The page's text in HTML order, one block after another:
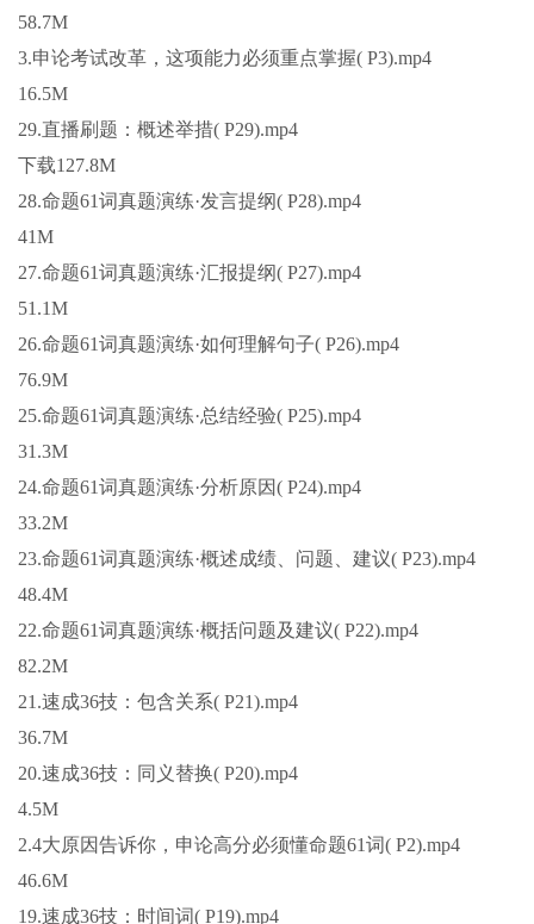
58.7M
3.申论考试改革，这项能力必须重点掌握( P3).mp4
16.5M
29.直播刷题：概述举措( P29).mp4
下载127.8M
28.命题61词真题演练·发言提纲( P28).mp4
41M
27.命题61词真题演练·汇报提纲( P27).mp4
51.1M
26.命题61词真题演练·如何理解句子( P26).mp4
76.9M
25.命题61词真题演练·总结经验( P25).mp4
31.3M
24.命题61词真题演练·分析原因( P24).mp4
33.2M
23.命题61词真题演练·概述成绩、问题、建议( P23).mp4
48.4M
22.命题61词真题演练·概括问题及建议( P22).mp4
82.2M
21.速成36技：包含关系( P21).mp4
36.7M
20.速成36技：同义替换( P20).mp4
4.5M
2.4大原因告诉你，申论高分必须懂命题61词( P2).mp4
46.6M
19.速成36技：时间词( P19).mp4